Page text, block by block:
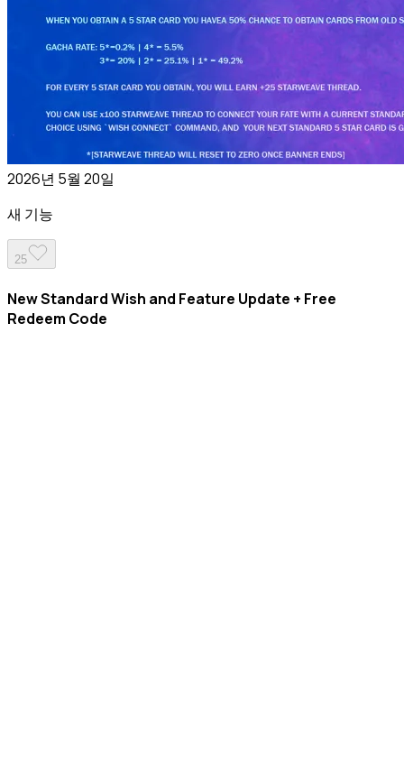
2026년 5월 20일
새 기능
25
New Standard Wish and Feature Update + Free
Redeem Code